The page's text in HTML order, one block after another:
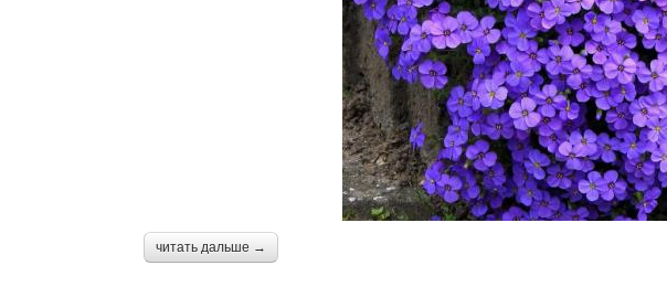
читать дальше →